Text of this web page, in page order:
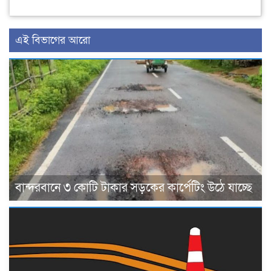
এই বিভাগের আরো
বান্দরবানে ৩ কোটি টাকার সড়কের কার্পেটিং উঠে যাচ্ছে